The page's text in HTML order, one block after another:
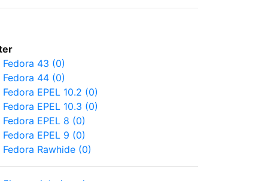
Fedora 43 (0)
Fedora 44 (0)
Fedora EPEL 10.2 (0)
Fedora EPEL 10.3 (0)
Fedora EPEL 8 (0)
Fedora EPEL 9 (0)
Fedora Rawhide (0)